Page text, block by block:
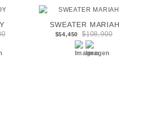
SWEATER MARIAH
$54,450 $108,900